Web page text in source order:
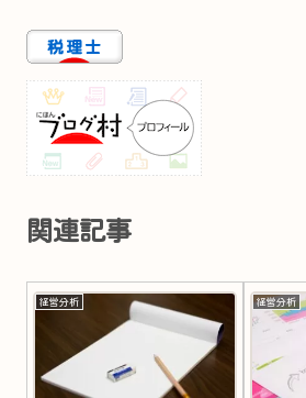
関連記事
経営分析 経営分析